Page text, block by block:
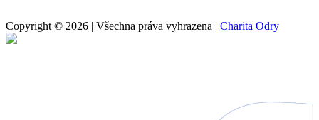
Copyright © 2026 | Všechna práva vyhrazena | Charita Odry